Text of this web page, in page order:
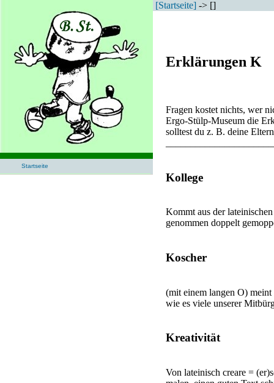
Startseite
[Startseite] -> []
Erklärungen K
Fragen kostet nichts, wer
Ergo-Stülp-Museum die
solltest du z. B. deine
Kollege
Kommt aus der
genommen doppelt
Koscher
(mit einem langen O)
wie es viele unserer
Kreativität
Von lateinisch creare =